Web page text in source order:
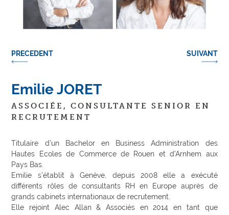
PRECEDENT SUIVANT
Emilie JORET
ASSOCIÉE, CONSULTANTE SENIOR EN
RECRUTEMENT
Titulaire d’un Bachelor en Business Administration des
Hautes Ecoles de Commerce de Rouen et d’Arnhem aux
Pays Bas.
Emilie s’établit à Genève, depuis 2008 elle a exécuté
différents rôles de consultants RH en Europe auprès de
grands cabinets internationaux de recrutement.
Elle rejoint Alec Allan & Associés en 2014 en tant que